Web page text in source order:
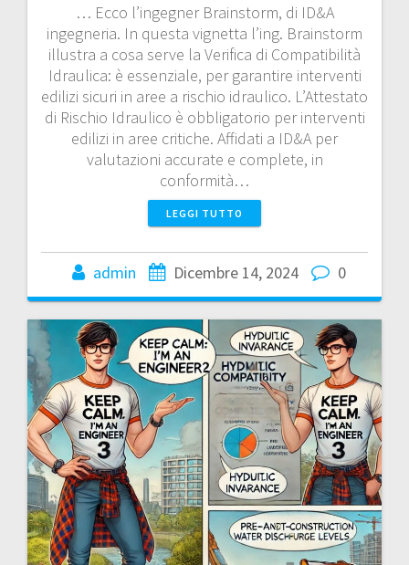
… Ecco l’ingegner Brainstorm, di ID&A
ingegneria. In questa vignetta l’ing. Brainstorm
illustra a cosa serve la Verifica di Compatibilità
Idraulica: è essenziale, per garantire interventi
edilizi sicuri in aree a rischio idraulico. L’Attestato
di Rischio Idraulico è obbligatorio per interventi
edilizi in aree critiche. Affidati a ID&A per
valutazioni accurate e complete, in
conformità…
LEGGI TUTTO
admin Dicembre 14, 2024 0